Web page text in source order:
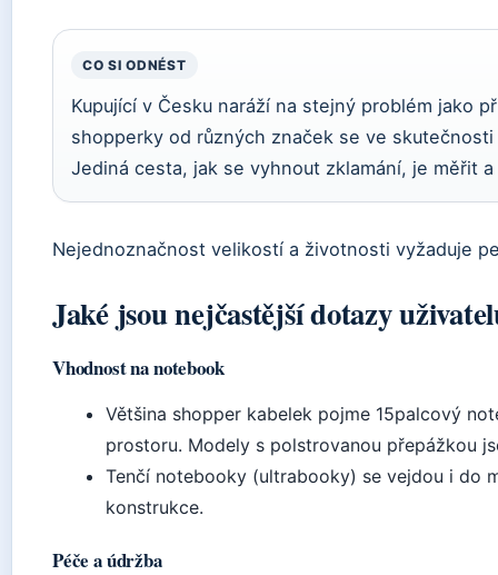
CO SI ODNÉST
Kupující v Česku naráží na stejný problém jako
shopperky od různých značek se ve
Jediná cesta, jak se vyhnout zklamání, je měřit
Nejednoznačnost velikostí a životnosti vyžaduje
Jaké jsou nejčastější dotazy
Vhodnost na notebook
Většina shopper kabelek pojme 15palcový
prostoru. Modely s polstrovanou přepážkou
Tenčí notebooky (ultrabooky) se vejdou i do
konstrukce.
Péče a údržba